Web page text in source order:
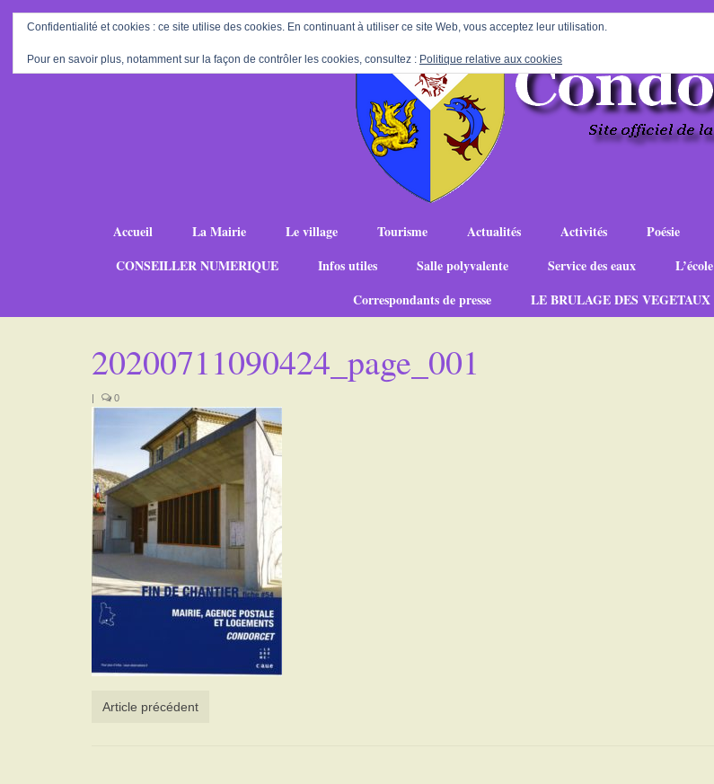
Accueil La Mairie Le village Tourisme Actualités Activités Poésie
CONSEILLER NUMERIQUE
Infos utiles Salle polyvalente Service des eaux L’école
Correspondants de presse
LE BRULAGE DES VEGETAUX
20200711090424_page_001
| 0
Article précédent
Confidentialité et cookies : ce site utilise des cookies. En continuant à utiliser ce site Web, vous acceptez leur utilisation.
Pour en savoir plus, notamment sur la façon de contrôler les cookies, consultez : Politique relative aux cookies